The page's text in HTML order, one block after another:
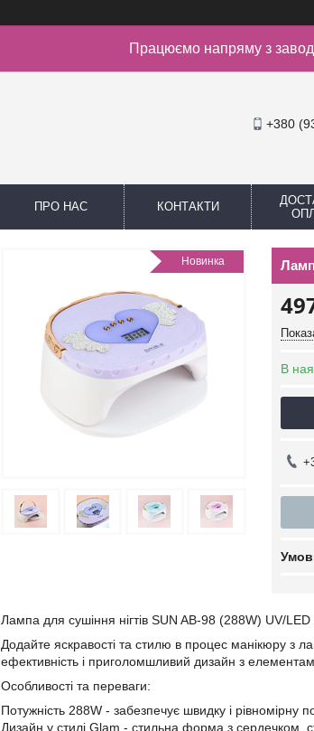
Працюємо напряму з
+380
ПРО НАС КОНТАКТИ
Новинка
В
Лампа для сушіння нігтів SUN AB-98 (288W) UV/LED
Додайте яскравості та стилю в процес манікюру з
ефективність і приголомшливий дизайн з
Особливості та переваги:
Потужність 288W - забезпечує швидку і рівномірну
Дизайн у стилі Glam - стильна форма з сердечком,